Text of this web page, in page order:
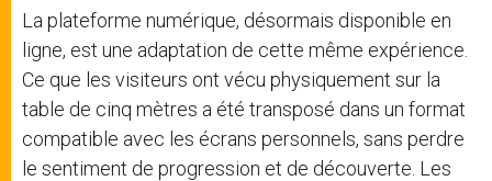
La plateforme numérique, désormais disponible en
ligne, est une adaptation de cette même expérience.
Ce que les visiteurs ont vécu physiquement sur la
table de cinq mètres a été transposé dans un format
compatible avec les écrans personnels, sans perdre
le sentiment de progression et de découverte. Les